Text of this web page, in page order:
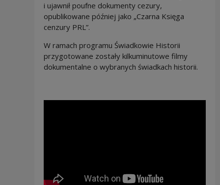
i ujawnił poufne dokumenty cezury,
opublikowane później jako „Czarna Księga
cenzury PRL”.
W ramach programu Świadkowie Historii
przygotowane zostały kilkuminutowe filmy
dokumentalne o wybranych świadkach historii.